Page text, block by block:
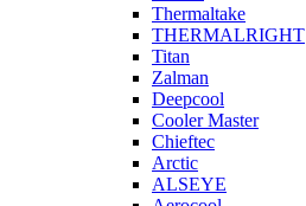
Thermaltake
THERMALRIGHT
Titan
Zalman
Deepcool
Cooler Master
Chieftec
Arctic
ALSEYE